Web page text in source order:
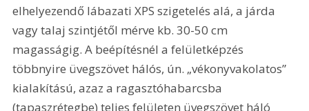
elhelyezendő lábazati XPS szigetelés alá, a járda
vagy talaj szintjétől mérve kb. 30-50 cm
magasságig. A beépítésnél a felületképzés
többnyire üvegszövet hálós, ún. „vékonyvakolatos”
kialakítású, azaz a ragasztóhabarcsba
(tapaszrétegbe) teljes felületen üvegszövet háló